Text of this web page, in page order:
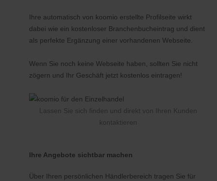
Ihre automatisch von koomio erstellte Profilseite wirkt
dabei wie ein kostenloser Branchenbucheintrag und dient
als perfekte Ergänzung einer vorhandenen Webseite.
Wenn Sie noch keine Webseite haben, sollten Sie nicht
zögern und Ihr Geschäft jetzt kostenlos eintragen!
Lassen Sie sich finden und direkt von Ihren Kunden
kontaktieren
Ihre Angebote sichtbar machen
Über Ihren persönlichen Händlerbereich tragen Sie für